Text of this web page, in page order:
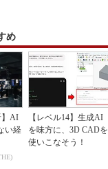
め
】AI
い経
【レベル14】生成AI
を味方に、3D CADを
使いこなそう！